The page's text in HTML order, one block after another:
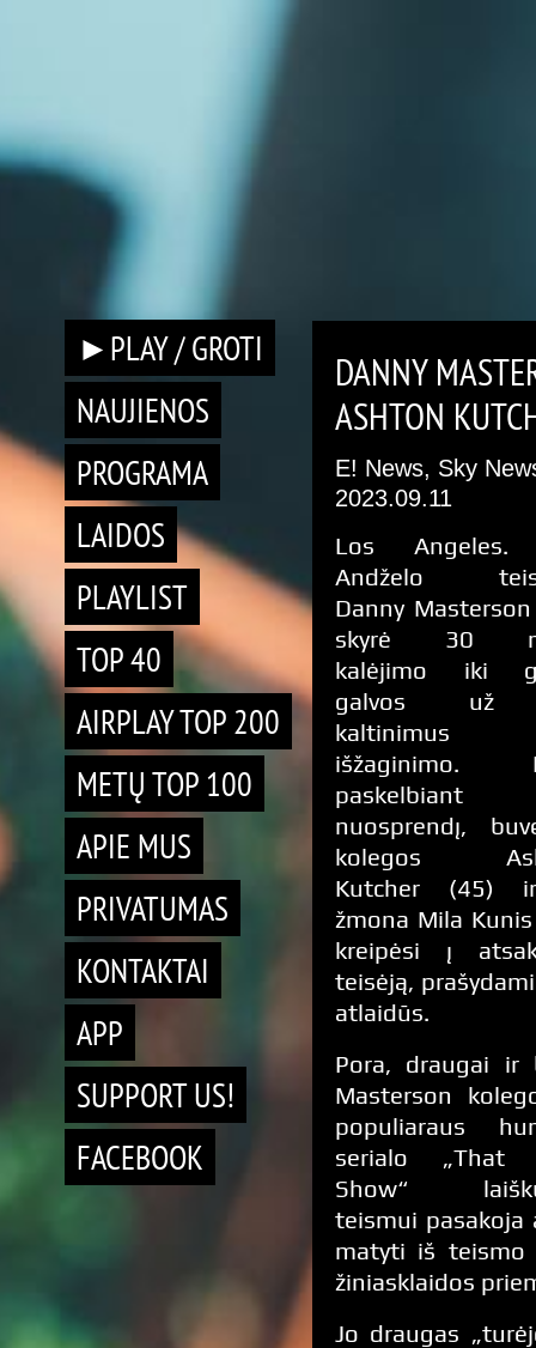
►PLAY / GROTI
NAUJIENOS
PROGRAMA
LAIDOS
PLAYLIST
TOP 40
AIRPLAY TOP 200
METŲ TOP 100
APIE MUS
PRIVATUMAS
KONTAKTAI
APP
SUPPORT US!
FACEBOOK
DANNY
ASHTON
E! News, Sky
2023.09.11
Los Angeles.
Andželo
Danny
skyrė 30
kalėjimo iki
galvos už
kaltinimus
išžaginimo.
paskelbiant
nuosprendį,
kolegos
Kutcher (45)
žmona Mila
kreipėsi į
teisėją,
atlaidūs.
Pora, draugai ir
Masterson
populiaraus
serialo „That
Show“
teismui pasakoja
matyti iš teismo
žiniasklaidos
Jo draugas